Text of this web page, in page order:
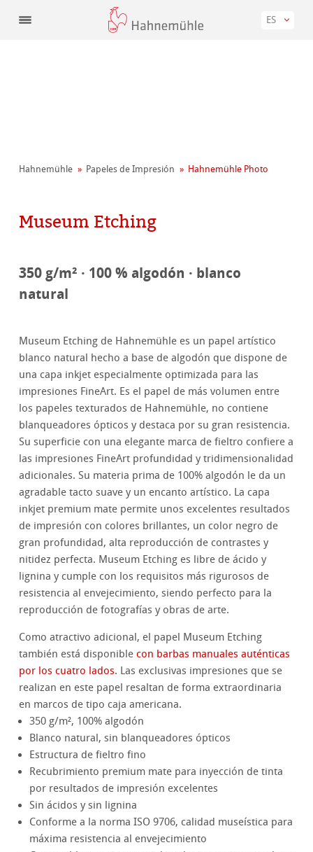
ES
Hahnemühle Papeles de Impresión Hahnemühle Photo
Museum Etching
350 g/m² · 100 % algodón · blanco
natural
Museum Etching de Hahnemühle es un papel artístico
blanco natural hecho a base de algodón que dispone de
una capa inkjet especialmente optimizada para las
impresiones FineArt. Es el papel de más volumen entre
los papeles texturados de Hahnemühle, no contiene
blanqueadores ópticos y destaca por su gran resistencia.
Su superficie con una elegante marca de fieltro confiere a
las impresiones FineArt profundidad y tridimensionalidad
adicionales. Su materia prima de 100% algodón le da un
agradable tacto suave y un encanto artístico. La capa
inkjet premium mate permite unos excelentes resultados
de impresión con colores brillantes, un color negro de
gran profundidad, alta reproducción de contrastes y
nitidez perfecta. Museum Etching es libre de ácido y
lignina y cumple con los requisitos más rigurosos de
resistencia al envejecimiento, siendo perfecto para la
reproducción de fotografías y obras de arte.
Como atractivo adicional, el papel Museum Etching
también está disponiblecon barbas manuales auténticas
por los cuatro lados. Las exclusivas impresiones que se
realizan en este papel resaltan de forma extraordinaria
en marcos de tipo caja americana.
350 g/m², 100% algodón
Blanco natural, sin blanqueadores ópticos
Estructura de fieltro fino
Recubrimiento premium mate para inyección de tinta
por resultados de impresión excelentes
Sin ácidos y sin lignina
Conforme a la norma ISO 9706, calidad museística para
máxima resistencia al envejecimiento